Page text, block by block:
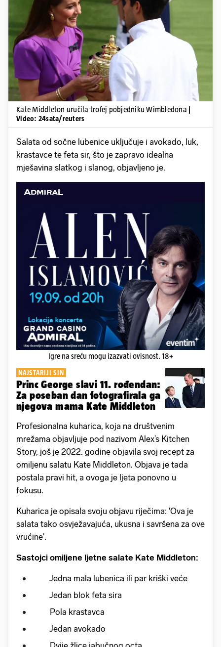
Pokretanje videa...
Kate Middleton uručila trofej pobjedniku Wimbledona
Video: 24sata/reuters
Salata od sočne lubenice uključuje i avokado, luk,
krastavce te feta sir, što je zapravo idealna
mješavina slatkog i slanog, objavljeno je.
Igre na sreću mogu izazvati ovisnost. 18+
NAJSTARIJI SIN
Princ George slavi 11. rođendan:
Za poseban dan fotografirala ga
njegova mama Kate Middleton
Profesionalna kuharica, koja na društvenim
mrežama objavljuje pod nazivom Alex’s Kitchen
Story, još je 2022. godine objavila svoj recept za
omiljenu salatu Kate Middleton. Objava je tada
postala pravi hit, a ovoga je ljeta ponovno u
fokusu.
Kuharica je opisala svoju objavu riječima: 'Ova je
salata tako osvježavajuća, ukusna i savršena za ove
vrućine'.
Sastojci omiljene ljetne salate Kate Middleton:
Jedna mala lubenica ili par kriški veće
Jedan blok feta sira
Pola krastavca
Jedan avokado